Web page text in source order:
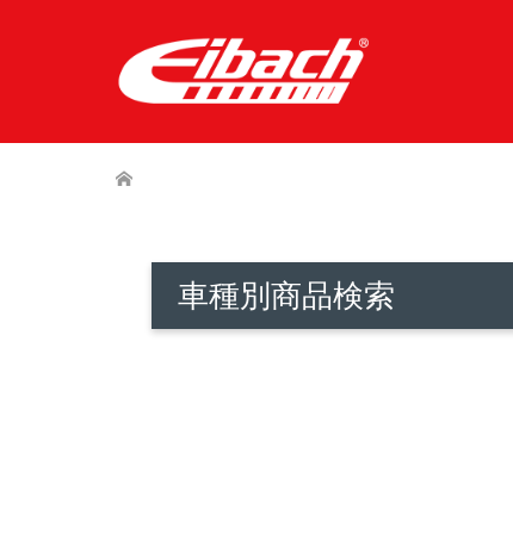
車種別商品検索